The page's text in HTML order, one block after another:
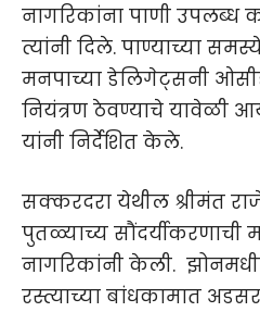
नागरिकांना पाणी उपलब्ध
त्यांनी दिले. पाण्याच्या
मनपाच्या डेलिगेट्सनी
नियंत्रण ठेवण्याचे यावेळी
यांनी निर्देशित केले.
सक्करदरा येथील श्रीमंत
पुतळ्याच्य सौंदर्यीकरणाची
नागरिकांनी केली.
रस्त्याच्या बांधकामात